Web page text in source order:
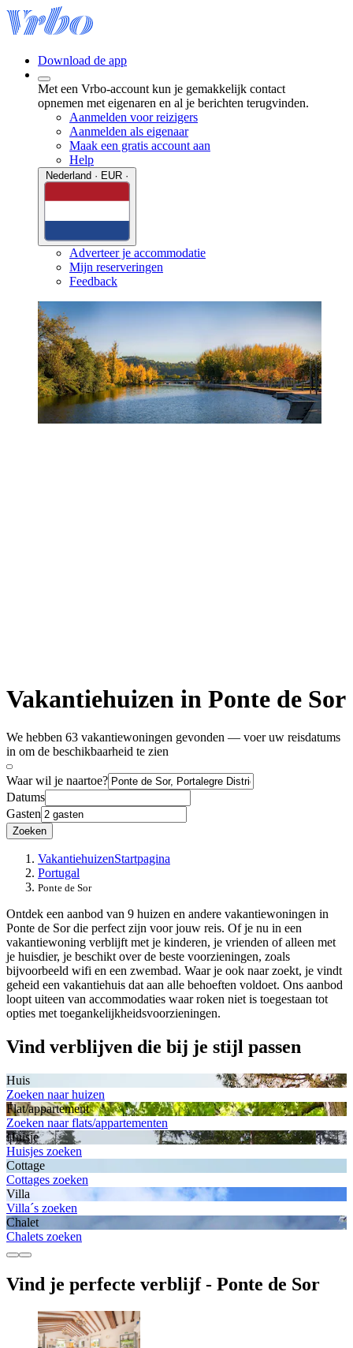
Download de app
Met een Vrbo-account kun je gemakkelijk contact
opnemen met eigenaren en al je berichten terugvinden.
Aanmelden voor reizigers
Aanmelden als eigenaar
Maak een gratis account aan
Help
Adverteer je accommodatie
Mijn reserveringen
Feedback
Vakantiehuizen in Ponte de Sor
We hebben 63 vakantiewoningen gevonden — voer uw reisdatums
in om de beschikbaarheid te zien
Waar wil je naartoe?
Datums
Gasten
Zoeken
VakantiehuizenStartpagina
Portugal
Ponte de Sor
Ontdek een aanbod van 9 huizen en andere vakantiewoningen in
Ponte de Sor die perfect zijn voor jouw reis. Of je nu in een
vakantiewoning verblijft met je kinderen, je vrienden of alleen met
je huisdier, je beschikt over de beste voorzieningen, zoals
bijvoorbeeld wifi en een zwembad. Waar je ook naar zoekt, je vindt
geheid een vakantiehuis dat aan alle behoeften voldoet. Ons aanbod
loopt uiteen van accommodaties waar roken niet is toegestaan tot
opties met toegankelijkheidsvoorzieningen.
Vind verblijven die bij je stijl passen
Huis
Zoeken naar huizen
Flat/appartement
Zoeken naar flats/appartementen
Huisje
Huisjes zoeken
Cottage
Cottages zoeken
Villa
Villa´s zoeken
Chalet
Chalets zoeken
Vind je perfecte verblijf - Ponte de Sor